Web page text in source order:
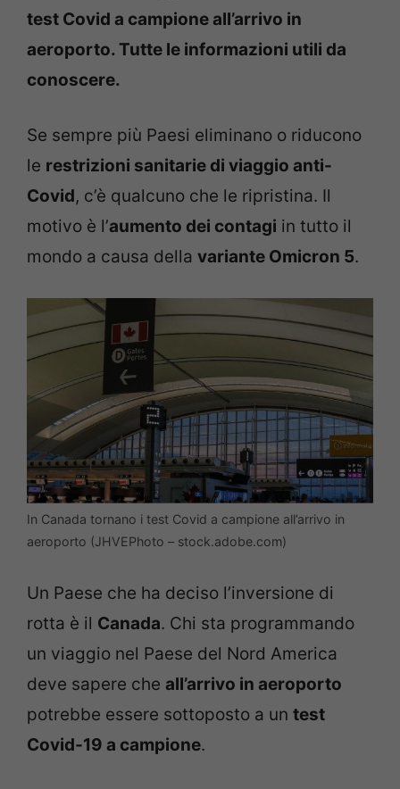
test Covid a campione all’arrivo in
aeroporto. Tutte le informazioni utili da
conoscere.
Se sempre più Paesi eliminano o riducono
le restrizioni sanitarie di viaggio anti-
Covid, c’è qualcuno che le ripristina. Il
motivo è l’aumento dei contagi in tutto il
mondo a causa della variante Omicron 5.
In Canada tornano i test Covid a campione all’arrivo in
aeroporto (JHVEPhoto – stock.adobe.com)
Un Paese che ha deciso l’inversione di
rotta è il Canada. Chi sta programmando
un viaggio nel Paese del Nord America
deve sapere che all’arrivo in aeroporto
potrebbe essere sottoposto a un test
Covid-19 a campione.